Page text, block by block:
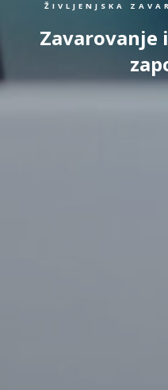
ŽIVLJENJSKA
Zavarovanje